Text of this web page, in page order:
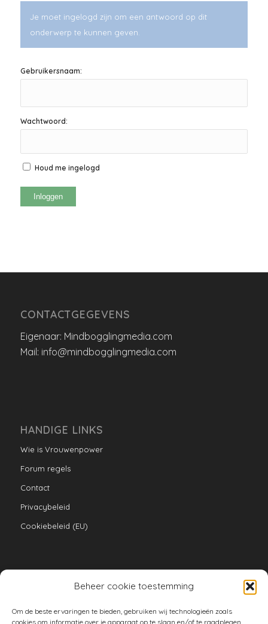
Beheer cookie toestemming
Om de beste ervaringen te bieden, gebruiken wij technologieën zoals
cookies om informatie over je apparaat op te slaan en/of te raadplegen.
Je moet ingelogd zijn om een antwoord op dit
onderwerp te kunnen geven.
Gebruikersnaam:
Wachtwoord:
Houd me ingelogd
Inloggen
CONTACTGEGEVENS
Eigenaar: Mindbogglingmedia.com
Mail: info@mindbogglingmedia.com
HANDIGE LINKS
Wie is Vrouwenpower
Forum regels
Contact
Privacybeleid
Cookiebeleid (EU)
armoe keuken